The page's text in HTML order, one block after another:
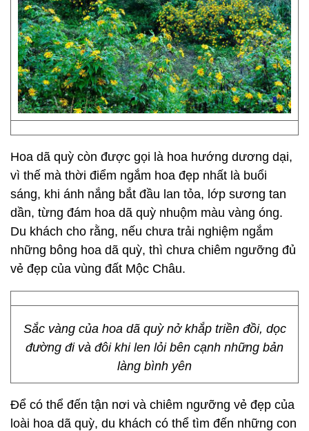
Hoa dã quỳ còn được gọi là hoa hướng dương dại,
vì thế mà thời điểm ngắm hoa đẹp nhất là buổi
sáng, khi ánh nắng bắt đầu lan tỏa, lớp sương tan
dần, từng đám hoa dã quỳ nhuộm màu vàng óng.
Du khách cho rằng, nếu chưa trải nghiệm ngắm
những bông hoa dã quỳ, thì chưa chiêm ngưỡng đủ
vẻ đẹp của vùng đất Mộc Châu.
Sắc vàng của hoa dã quỳ nở khắp triền đồi, dọc
đường đi và đôi khi len lỏi bên cạnh những bản
làng bình yên
Để có thể đến tận nơi và chiêm ngưỡng vẻ đẹp của
loài hoa dã quỳ, du khách có thể tìm đến những con